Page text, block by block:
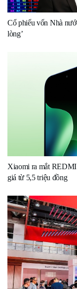
Cổ phiếu vốn Nhà
lòng’
Xiaomi ra mắt REDMI
giá từ 5,5 triệu đồng